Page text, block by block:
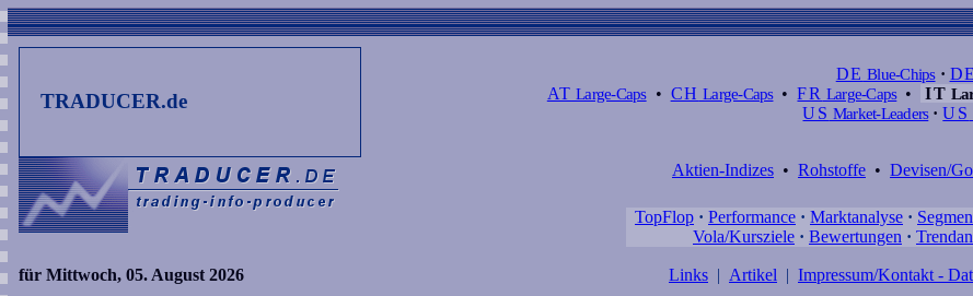
TRADUCER.de
DE Blue-Chips · DE
AT Large-Caps• CH Large-Caps•FR Large-Caps• IT
US Market-Leaders · US
Aktien-Indizes • Rohstoffe • Devisen/
TopFlop · Performance · Marktanalyse ·
Vola/Kursziele · Bewertungen ·
für Mittwoch, 05. August 2026 Links | Artikel | Impressum/Kontakt -